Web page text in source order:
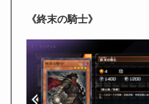
《終末の騎士》